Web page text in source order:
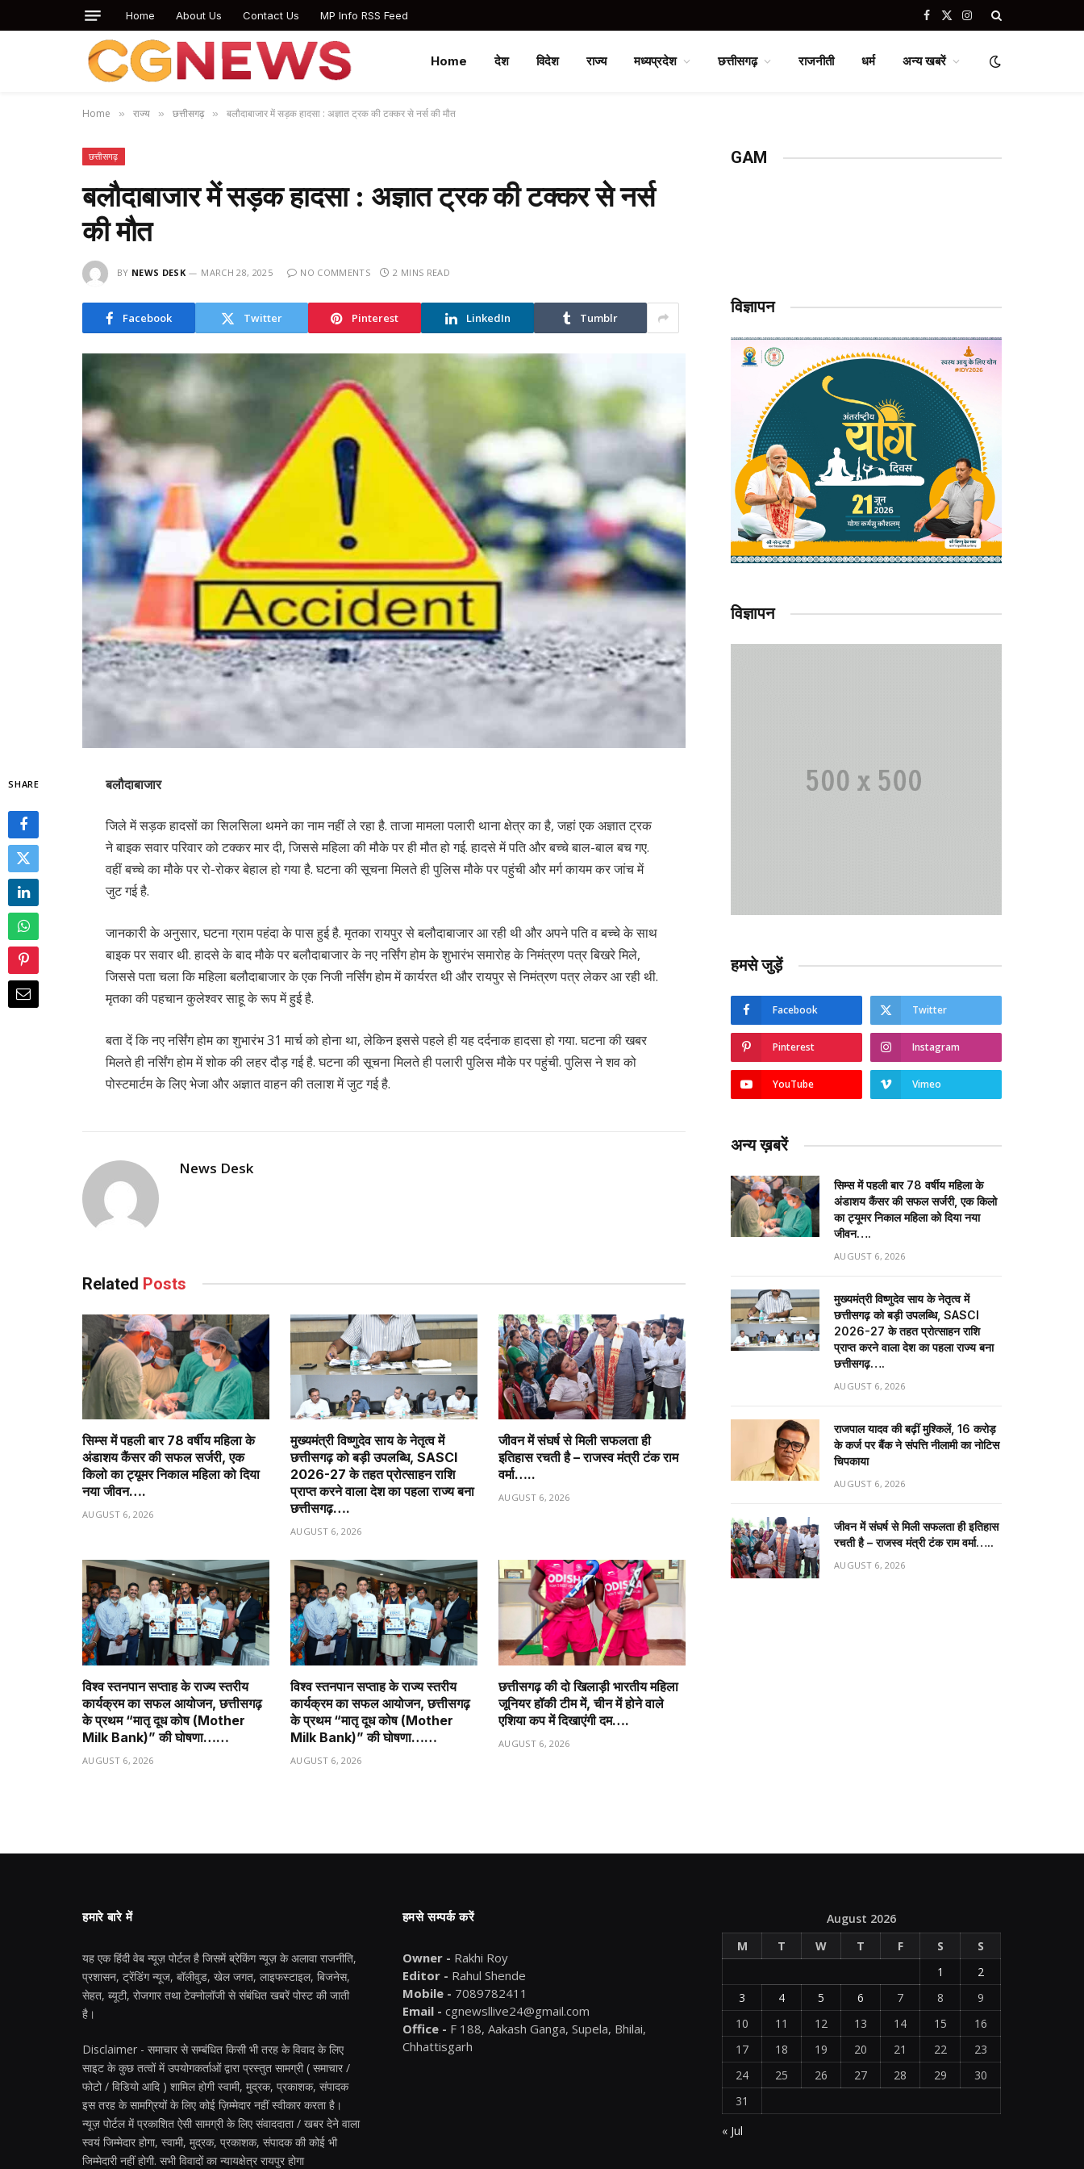
Home About Us Contact Us MP Info RSS Feed Facebook
X
Instagram
Home देश विदेश राज्य मध्यप्रदेश छत्तीसगढ़ राजनीती धर्म अन्य खबरें
Home » राज्य » छत्तीसगढ़ » बलौदाबाजार में सड़क हादसा : अज्ञात ट्रक की टक्कर से नर्स की मौत
छत्तीसगढ़
बलौदाबाजार में सड़क हादसा : अज्ञात ट्रक की टक्कर से नर्स
की मौत
BY NEWS DESK MARCH 28, 2025 NO COMMENTS 2 MINS READ
Facebook Twitter Pinterest LinkedIn Tumblr
SHARE बलौदाबाजार
जिले में सड़क हादसों का सिलसिला थमने का नाम नहीं ले रहा है. ताजा मामला पलारी थाना क्षेत्र का है, जहां एक अज्ञात ट्रक
ने बाइक सवार परिवार को टक्कर मार दी, जिससे महिला की मौके पर ही मौत हो गई. हादसे में पति और बच्चे बाल-बाल बच गए.
वहीं बच्चे का मौके पर रो-रोकर बेहाल हो गया है. घटना की सूचना मिलते ही पुलिस मौके पर पहुंची और मर्ग कायम कर जांच में
जुट गई है.
जानकारी के अनुसार, घटना ग्राम पहंदा के पास हुई है. मृतका रायपुर से बलौदाबाजार आ रही थी और अपने पति व बच्चे के साथ
बाइक पर सवार थी. हादसे के बाद मौके पर बलौदाबाजार के नए नर्सिंग होम के शुभारंभ समारोह के निमंत्रण पत्र बिखरे मिले,
जिससे पता चला कि महिला बलौदाबाजार के एक निजी नर्सिंग होम में कार्यरत थी और रायपुर से निमंत्रण पत्र लेकर आ रही थी.
मृतका की पहचान कुलेश्वर साहू के रूप में हुई है.
बता दें कि नए नर्सिंग होम का शुभारंभ 31 मार्च को होना था, लेकिन इससे पहले ही यह दर्दनाक हादसा हो गया. घटना की खबर
मिलते ही नर्सिंग होम में शोक की लहर दौड़ गई है. घटना की सूचना मिलते ही पलारी पुलिस मौके पर पहुंची. पुलिस ने शव को
पोस्टमार्टम के लिए भेजा और अज्ञात वाहन की तलाश में जुट गई है.
News Desk
Related Posts
सिम्स में पहली बार 78 वर्षीय महिला के
अंडाशय कैंसर की सफल सर्जरी, एक
किलो का ट्यूमर निकाल महिला को दिया
नया जीवन….
AUGUST 6, 2026
मुख्यमंत्री विष्णुदेव साय के नेतृत्व में
छत्तीसगढ़ को बड़ी उपलब्धि, SASCI
2026-27 के तहत प्रोत्साहन राशि
प्राप्त करने वाला देश का पहला राज्य बना
छत्तीसगढ़….
AUGUST 6, 2026
जीवन में संघर्ष से मिली सफलता ही
इतिहास रचती है – राजस्व मंत्री टंक राम
वर्मा…..
AUGUST 6, 2026
विश्व स्तनपान सप्ताह के राज्य स्तरीय
कार्यक्रम का सफल आयोजन, छत्तीसगढ़
के प्रथम “मातृ दूध कोष (Mother
Milk Bank)” की घोषणा……
AUGUST 6, 2026
विश्व स्तनपान सप्ताह के राज्य स्तरीय
कार्यक्रम का सफल आयोजन, छत्तीसगढ़
के प्रथम “मातृ दूध कोष (Mother
Milk Bank)” की घोषणा……
AUGUST 6, 2026
छत्तीसगढ़ की दो खिलाड़ी भारतीय महिला
जूनियर हॉकी टीम में, चीन में होने वाले
एशिया कप में दिखाएंगी दम….
AUGUST 6, 2026
GAM
विज्ञापन
विज्ञापन
हमसे जुड़ें
Facebook Twitter
Pinterest Instagram
YouTube Vimeo
अन्य ख़बरें
सिम्स में पहली बार 78 वर्षीय महिला के
अंडाशय कैंसर की सफल सर्जरी, एक किलो
का ट्यूमर निकाल महिला को दिया नया
जीवन….
AUGUST 6, 2026
मुख्यमंत्री विष्णुदेव साय के नेतृत्व में
छत्तीसगढ़ को बड़ी उपलब्धि, SASCI
2026-27 के तहत प्रोत्साहन राशि
प्राप्त करने वाला देश का पहला राज्य बना
छत्तीसगढ़….
AUGUST 6, 2026
राजपाल यादव की बढ़ीं मुश्किलें, ₹16 करोड़
के कर्ज पर बैंक ने संपत्ति नीलामी का नोटिस
चिपकाया
AUGUST 6, 2026
जीवन में संघर्ष से मिली सफलता ही इतिहास
रचती है – राजस्व मंत्री टंक राम वर्मा…..
AUGUST 6, 2026
हमारे बारे में
यह एक हिंदी वेब न्यूज़ पोर्टल है जिसमें ब्रेकिंग न्यूज़ के अलावा राजनीति,
प्रशासन, ट्रेंडिंग न्यूज, बॉलीवुड, खेल जगत, लाइफस्टाइल, बिजनेस,
सेहत, ब्यूटी, रोजगार तथा टेक्नोलॉजी से संबंधित खबरें पोस्ट की जाती
है।
Disclaimer - समाचार से सम्बंधित किसी भी तरह के विवाद के लिए
साइट के कुछ तत्वों में उपयोगकर्ताओं द्वारा प्रस्तुत सामग्री ( समाचार /
फोटो / विडियो आदि ) शामिल होगी स्वामी, मुद्रक, प्रकाशक, संपादक
इस तरह के सामग्रियों के लिए कोई ज़िम्मेदार नहीं स्वीकार करता है।
न्यूज़ पोर्टल में प्रकाशित ऐसी सामग्री के लिए संवाददाता / खबर देने वाला
स्वयं जिम्मेदार होगा, स्वामी, मुद्रक, प्रकाशक, संपादक की कोई भी
जिम्मेदारी नहीं होगी. सभी विवादों का न्यायक्षेत्र रायपुर होगा
हमसे सम्पर्क करें
Owner - Rakhi Roy
Editor - Rahul Shende
Mobile - 7089782411
Email - cgnewsllive24@gmail.com
Office - F 188, Aakash Ganga, Supela, Bhilai,
Chhattisgarh
August 2026
M
T W T F S
S
1
2
3
4 5 6 7 8
9
10
11 12 13 14 15
16
17
18 19 20 21 22
23
24
25 26 27 28 29
30
31
« Jul